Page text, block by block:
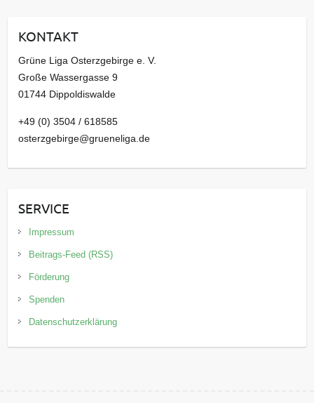
v
KONTAKT
Grüne Liga Osterzgebirge e. V.
Große Wassergasse 9
01744 Dippoldiswalde
+49 (0) 3504 / 618585
osterzgebirge@grueneliga.de
SERVICE
Impressum
Beitrags-Feed (RSS)
Förderung
Spenden
Datenschutzerklärung